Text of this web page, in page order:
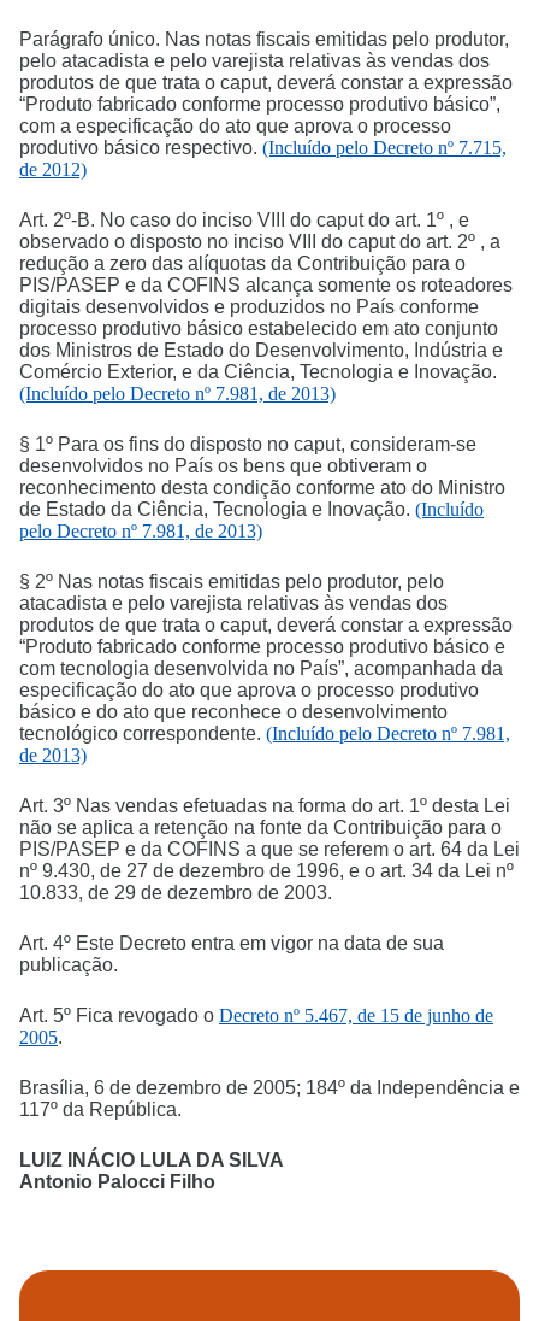
Parágrafo único. Nas notas fiscais emitidas pelo produtor,
pelo atacadista e pelo varejista relativas às vendas dos
produtos de que trata o caput, deverá constar a expressão
“Produto fabricado conforme processo produtivo básico”,
com a especificação do ato que aprova o processo
produtivo básico respectivo. (Incluído pelo Decreto nº 7.715,
de 2012)
Art. 2º-B. No caso do inciso VIII do caput do art. 1º , e
observado o disposto no inciso VIII do caput do art. 2º , a
redução a zero das alíquotas da Contribuição para o
PIS/PASEP e da COFINS alcança somente os roteadores
digitais desenvolvidos e produzidos no País conforme
processo produtivo básico estabelecido em ato conjunto
dos Ministros de Estado do Desenvolvimento, Indústria e
Comércio Exterior, e da Ciência, Tecnologia e Inovação.
(Incluído pelo Decreto nº 7.981, de 2013)
§ 1º Para os fins do disposto no caput, consideram-se
desenvolvidos no País os bens que obtiveram o
reconhecimento desta condição conforme ato do Ministro
de Estado da Ciência, Tecnologia e Inovação. (Incluído
pelo Decreto nº 7.981, de 2013)
§ 2º Nas notas fiscais emitidas pelo produtor, pelo
atacadista e pelo varejista relativas às vendas dos
produtos de que trata o caput, deverá constar a expressão
“Produto fabricado conforme processo produtivo básico e
com tecnologia desenvolvida no País”, acompanhada da
especificação do ato que aprova o processo produtivo
básico e do ato que reconhece o desenvolvimento
tecnológico correspondente. (Incluído pelo Decreto nº 7.981,
de 2013)
Art. 3º Nas vendas efetuadas na forma do art. 1º desta Lei
não se aplica a retenção na fonte da Contribuição para o
PIS/PASEP e da COFINS a que se referem o art. 64 da Lei
nº 9.430, de 27 de dezembro de 1996, e o art. 34 da Lei nº
10.833, de 29 de dezembro de 2003.
Art. 4º Este Decreto entra em vigor na data de sua
publicação.
Art. 5º Fica revogado o Decreto nº 5.467, de 15 de junho de
2005.
Brasília, 6 de dezembro de 2005; 184º da Independência e
117º da República.
LUIZ INÁCIO LULA DA SILVA
Antonio Palocci Filho